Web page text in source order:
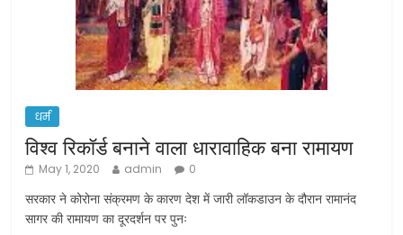
धर्म
विश्व रिकॉर्ड बनाने वाला धारावाहिक बना रामायण
May 1, 2020 admin 0
सरकार ने कोरोना संक्रमण के कारण देश में जारी लॉकडाउन के दौरान रामानंद
सागर की रामायण का दूरदर्शन पर पुनः